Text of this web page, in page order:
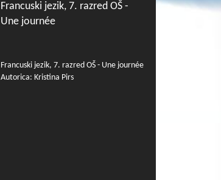
Francuski jezik, 7. razred OŠ -
Une journée
Francuski jezik, 7. razred OŠ - Une journée
Autorica: Kristina Pirs